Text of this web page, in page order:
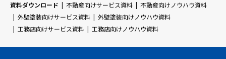
資料ダウンロード
不動産向けサービス資料
不動産向けノウハウ資料
外壁塗装向けサービス資料
外壁塗装向けノウハウ資料
工務店向けサービス資料
工務店向けノウハウ資料